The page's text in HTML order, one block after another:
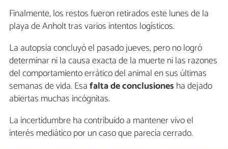
Finalmente, los restos fueron retirados este lunes de la
playa de Anholt tras varios intentos logísticos.
La autopsia concluyó el pasado jueves, pero no logró
determinar ni la causa exacta de la muerte ni las razones
del comportamiento errático del animal en sus últimas
semanas de vida. Esafalta de conclusiones ha dejado
abiertas muchas incógnitas.
La incertidumbre ha contribuido a mantener vivo el
interés mediático por un caso que parecía cerrado.